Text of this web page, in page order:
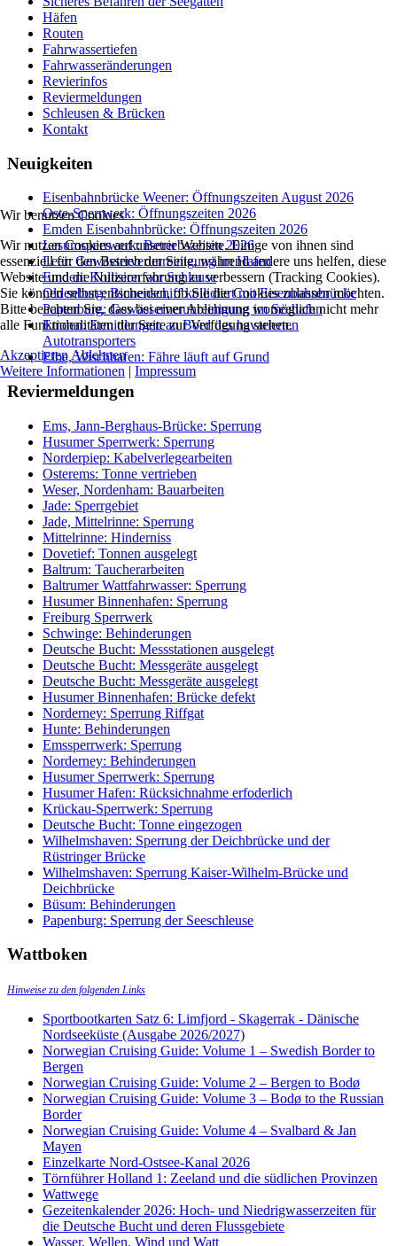
Häfen
Routen
Fahrwassertiefen
Fahrwasseränderungen
Revierinfos
Reviermeldungen
Schleusen & Brücken
Kontakt
Neuigkeiten
Eisenbahnbrücke Weener: Öffnungszeiten August 2026
Oste-Sperrwerk: Öffnungszeiten 2026
Emden Eisenbahnbrücke: Öffnungszeiten 2026
Lesumsperrwerk: Betriebszeiten 2026
Leer: Gewässerverunreinigung im Hafen
Emden: Kollision vor Schleuse
Oldenburg: Binnenschiff kollidiert mit Eisenbahnbrücke
Papenburg: Gewässerverunreinigung im Seehafen
Emden: Ermittlungen an Bord des havarierten
Autotransporters
Elbe, Wischhafen: Fähre läuft auf Grund
Reviermeldungen
Ems, Jann-Berghaus-Brücke: Sperrung
Husumer Sperrwerk: Sperrung
Norderpiep: Kabelverlegearbeiten
Osterems: Tonne vertrieben
Weser, Nordenham: Bauarbeiten
Jade: Sperrgebiet
Jade, Mittelrinne: Sperrung
Mittelrinne: Hinderniss
Dovetief: Tonnen ausgelegt
Baltrum: Taucherarbeiten
Baltrumer Wattfahrwasser: Sperrung
Husumer Binnenhafen: Sperrung
Freiburg Sperrwerk
Schwinge: Behinderungen
Deutsche Bucht: Messstationen ausgelegt
Deutsche Bucht: Messgeräte ausgelegt
Deutsche Bucht: Messgeräte ausgelegt
Husumer Binnenhafen: Brücke defekt
Norderney: Sperrung Riffgat
Hunte: Behinderungen
Emssperrwerk: Sperrung
Norderney: Behinderungen
Husumer Sperrwerk: Sperrung
Husumer Hafen: Rücksichnahme erfoderlich
Krückau-Sperrwerk: Sperrung
Deutsche Bucht: Tonne eingezogen
Wilhelmshaven: Sperrung der Deichbrücke und der
Rüstringer Brücke
Wilhelmshaven: Sperrung Kaiser-Wilhelm-Brücke und
Deichbrücke
Büsum: Behinderungen
Papenburg: Sperrung der Seeschleuse
Wattboken
Hinweise zu den folgenden Links
Sportbootkarten Satz 6: Limfjord - Skagerrak - Dänische
Nordseeküste (Ausgabe 2026/2027)
Norwegian Cruising Guide: Volume 1 – Swedish Border to
Bergen
Norwegian Cruising Guide: Volume 2 – Bergen to Bodø
Norwegian Cruising Guide: Volume 3 – Bodø to the Russian
Border
Norwegian Cruising Guide: Volume 4 – Svalbard & Jan
Mayen
Einzelkarte Nord-Ostsee-Kanal 2026
Törnführer Holland 1: Zeeland und die südlichen Provinzen
Wattwege
Gezeitenkalender 2026: Hoch- und Niedrigwasserzeiten für
die Deutsche Bucht und deren Flussgebiete
Wasser, Wellen, Wind und Watt
Wir benutzen Cookies
Wir nutzen Cookies auf unserer Website. Einige von ihnen sind
essenziell für den Betrieb der Seite, während andere uns helfen, diese
Website und die Nutzererfahrung zu verbessern (Tracking Cookies).
Sie können selbst entscheiden, ob Sie die Cookies zulassen möchten.
Bitte beachten Sie, dass bei einer Ablehnung womöglich nicht mehr
alle Funktionalitäten der Seite zur Verfügung stehen.
Akzeptieren Ablehnen
Weitere Informationen | Impressum